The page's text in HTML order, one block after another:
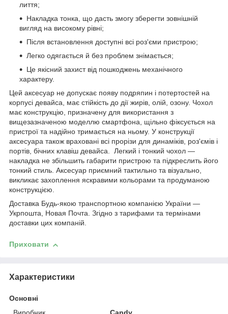
лиття;
Накладка тонка, що дасть змогу зберегти зовнішній
вигляд на високому рівні;
Після встановлення доступні всі роз'єми пристрою;
Легко одягається й без проблем знімається;
Це якісний захист від пошкоджень механічного
характеру.
Цей аксесуар не допускає появу подряпин і потертостей на
корпусі девайса, має стійкість до дії жирів, олій, озону. Чохол
має конструкцію, призначену для використання з
вищезазначеною моделлю смартфона, щільно фіксується на
пристрої та надійно тримається на ньому. У конструкції
аксесуара також враховані всі прорізи для динаміків, роз'ємів і
портів, бічних клавіш девайса. Легкий і тонкий чохол —
накладка не збільшить габарити пристрою та підкреслить його
тонкий стиль. Аксесуар приємний тактильно та візуально,
викликає захоплення яскравими кольорами та продуманою
конструкцією.
Доставка Будь-якою транспортною компанією України —
Укрпошта, Новая Почта. Згідно з тарифами та термінами
доставки цих компаній.
Приховати
Характеристики
Основні